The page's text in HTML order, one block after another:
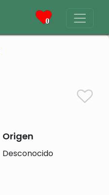
0
Origen
Desconocido